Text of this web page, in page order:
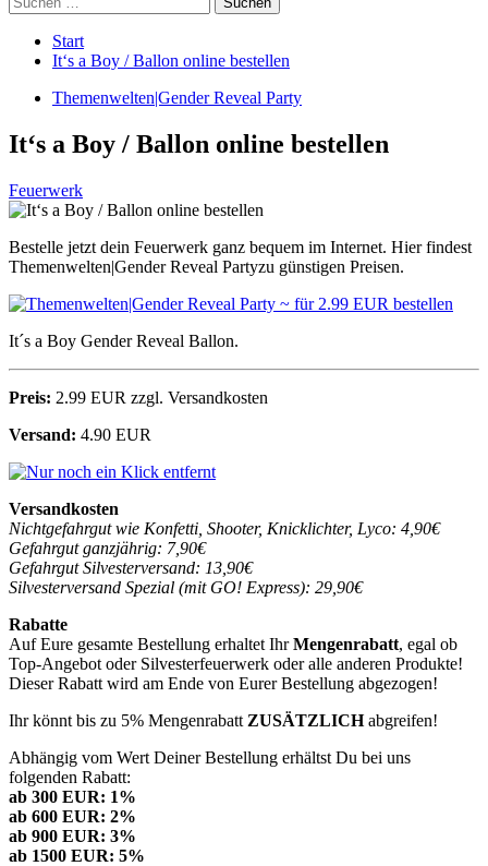
nach:
Start
It‘s a Boy / Ballon online bestellen
Themenwelten|Gender Reveal Party
It‘s a Boy / Ballon online bestellen
Feuerwerk
Bestelle jetzt dein Feuerwerk ganz bequem im Internet. Hier findest
Themenwelten|Gender Reveal Partyzu günstigen Preisen.
It´s a Boy Gender Reveal Ballon.
Preis: 2.99 EUR zzgl. Versandkosten
Versand: 4.90 EUR
Versandkosten
Nichtgefahrgut wie Konfetti, Shooter, Knicklichter, Lyco: 4,90€
Gefahrgut ganzjährig: 7,90€
Gefahrgut Silvesterversand: 13,90€
Silvesterversand Spezial (mit GO! Express): 29,90€
Rabatte
Auf Eure gesamte Bestellung erhaltet IhrMengenrabatt, egal ob
Top-Angebot oder Silvesterfeuerwerk oder alle anderen Produkte!
Dieser Rabatt wird am Ende von Eurer Bestellung abgezogen!
Ihr könnt bis zu 5% Mengenrabatt ZUSÄTZLICHabgreifen!
Abhängig vom Wert Deiner Bestellung erhältst Du bei uns
folgenden Rabatt:
ab 300 EUR: 1%
ab 600 EUR: 2%
ab 900 EUR: 3%
ab 1500 EUR: 5%